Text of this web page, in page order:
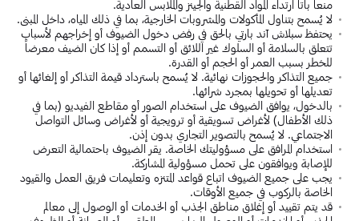
منعاً باتاً ارتداء المواد القطنية والجينز والملابس العادية.
لا يُسمح بتناول المأكولات والمشروبات الخارجية، بما في ذلك المياه، داخل المبنى.
يحتفظ سبلاش آند بارتي بالحق في رفض دخول الضيوف أو إخراجهم لأسباب
تتعلق بالسلامة أو السلوك غير اللائق أو التسمم أو إذا كان الضيف معرضاً
للخطر بسبب العمر أو الحجم أو القدرة.
جميع التذاكر والحجوزات نهائية. لا يُسمح باسترداد قيمة التذاكر أو إلغائها أو
تعديلها أو تحويلها بمجرد شرائها.
بالدخول، يوافق الضيوف على استخدام الصور أو مقاطع الفيديو (بما في
ذلك الأطفال) لأغراض تسويقية أو ترويجية أو لأغراض وسائل التواصل
الاجتماعي. لا يُسمح بالتصوير التجاري بدون إذن.
استخدام المرافق على مسؤوليتك الخاصة. يقر الضيوف باحتمالية التعرض
للإصابة ويوافقون على تحمل مسؤولية المشاركة.
يجب على جميع الضيوف اتباع قواعد المتنزه وتعليمات فريق العمل والقيود
الخاصة بالركوب في جميع الأوقات.
قد يتم تقييد أو إغلاق مناطق الجذب أو الخدمات أو الوصول إلى معالم